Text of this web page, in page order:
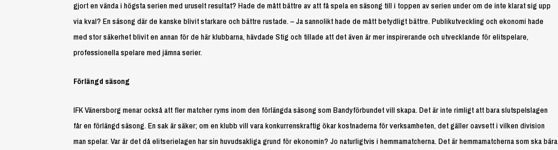
gjort en vända i högsta serien med uruselt resultat? Hade de mått bättre av att få spela en säsong till i toppen av serien under om de inte klarat sig upp
via kval? En säsong där de kanske blivit starkare och bättre rustade. – Ja sannolikt hade de mått betydligt bättre. Publikutveckling och ekonomi hade
med stor säkerhet blivit en annan för de här klubbarna, hävdade Stig och tillade att det även är mer inspirerande och utvecklande för elitspelare,
professionella spelare med jämna serier.
Förlängd säsong
IFK Vänersborg menar också att fler matcher ryms inom den förlängda säsong som Bandyförbundet vill skapa. Det är inte rimligt att bara slutspelslagen
får en förlängd säsong. En sak är säker; om en klubb vill vara konkurrenskraftig ökar kostnaderna för verksamheten, det gäller oavsett i vilken division
man spelar. Var är det då elitserielagen har sin huvudsakliga grund för ekonomin? Jo naturligtvis i hemmamatcherna. Det är hemmamatcherna som ska bära